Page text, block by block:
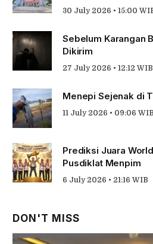
30 July 2026 • 15:00
Sebelum Karangan
Dikirim
27 July 2026 • 12:12 WIB
Menepi Sejenak di
11 July 2026 • 09:06 WIB
Prediksi Juara
Pusdiklat Menpim
6 July 2026 • 21:16 WIB
DON'T MISS